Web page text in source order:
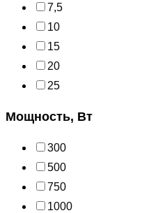
7,5
10
15
20
25
Мощность, Вт
300
500
750
1000